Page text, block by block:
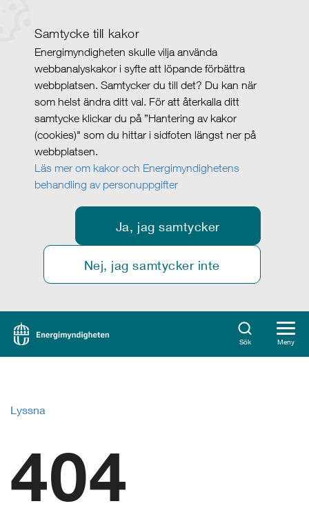
Samtycke till kakor
Energimyndigheten skulle vilja använda
webbanalyskakor i syfte att löpande förbättra
webbplatsen. Samtycker du till det? Du kan när
som helst ändra ditt val. För att återkalla ditt
samtycke klickar du på ”Hantering av kakor
(cookies)" som du hittar i sidfoten längst ner på
webbplatsen.
Läs mer om kakor och Energimyndighetens
behandling av personuppgifter
Ja, jag samtycker
Nej, jag samtycker inte
Sök Meny
Lyssna
404